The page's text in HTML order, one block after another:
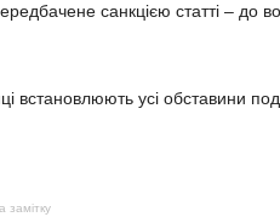
санкцією статті – до
встановлюють усі обставини
замітку